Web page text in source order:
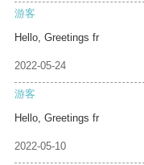
游客
Hello, Greetings fr
2022-05-24
游客
Hello, Greetings fr
2022-05-10